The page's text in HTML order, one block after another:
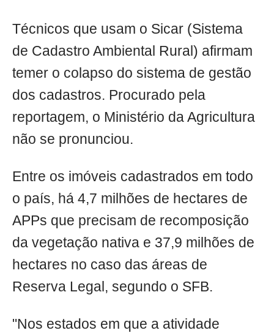
Técnicos que usam o Sicar (Sistema
de Cadastro Ambiental Rural) afirmam
temer o colapso do sistema de gestão
dos cadastros. Procurado pela
reportagem, o Ministério da Agricultura
não se pronunciou.
Entre os imóveis cadastrados em todo
o país, há 4,7 milhões de hectares de
APPs que precisam de recomposição
da vegetação nativa e 37,9 milhões de
hectares no caso das áreas de
Reserva Legal, segundo o SFB.
"Nos estados em que a atividade